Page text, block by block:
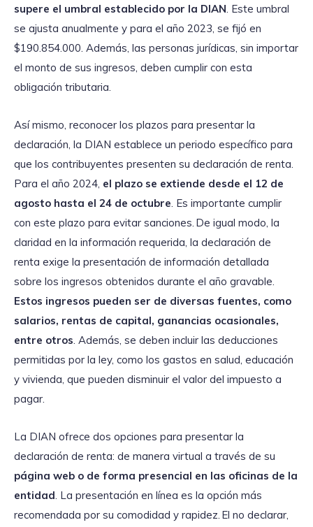
supere el umbral establecido por la DIAN. Este umbral
se ajusta anualmente y para el año 2023, se fijó en
$190.854.000. Además, las personas jurídicas, sin importar
el monto de sus ingresos, deben cumplir con esta
obligación tributaria.
Así mismo, reconocer los plazos para presentar la
declaración, la DIAN establece un periodo específico para
que los contribuyentes presenten su declaración de renta.
Para el año 2024, el plazo se extiende desde el 12 de
agosto hasta el 24 de octubre. Es importante cumplir
con este plazo para evitar sanciones. De igual modo, la
claridad en la información requerida, la declaración de
renta exige la presentación de información detallada
sobre los ingresos obtenidos durante el año gravable.
Estos ingresos pueden ser de diversas fuentes, como
salarios, rentas de capital, ganancias ocasionales,
entre otros. Además, se deben incluir las deducciones
permitidas por la ley, como los gastos en salud, educación
y vivienda, que pueden disminuir el valor del impuesto a
pagar.
La DIAN ofrece dos opciones para presentar la
declaración de renta: de manera virtual a través de su
página web o de forma presencial en las oficinas de la
entidad. La presentación en línea es la opción más
recomendada por su comodidad y rapidez. El no declarar,